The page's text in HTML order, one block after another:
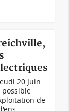
20 Juin
possible
de